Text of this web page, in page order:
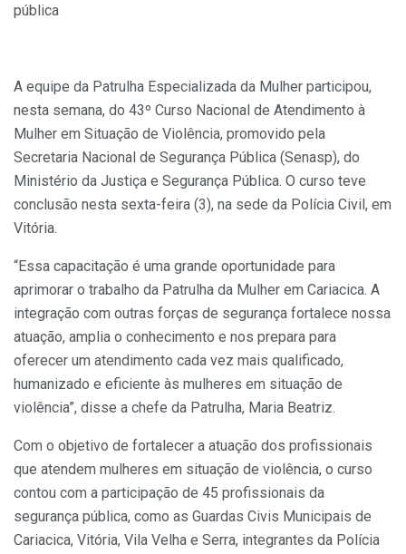
pública
A equipe da Patrulha Especializada da Mulher participou,
nesta semana, do 43º Curso Nacional de Atendimento à
Mulher em Situação de Violência, promovido pela
Secretaria Nacional de Segurança Pública (Senasp), do
Ministério da Justiça e Segurança Pública. O curso teve
conclusão nesta sexta-feira (3), na sede da Polícia Civil, em
Vitória.
“Essa capacitação é uma grande oportunidade para
aprimorar o trabalho da Patrulha da Mulher em Cariacica. A
integração com outras forças de segurança fortalece nossa
atuação, amplia o conhecimento e nos prepara para
oferecer um atendimento cada vez mais qualificado,
humanizado e eficiente às mulheres em situação de
violência”, disse a chefe da Patrulha, Maria Beatriz.
Com o objetivo de fortalecer a atuação dos profissionais
que atendem mulheres em situação de violência, o curso
contou com a participação de 45 profissionais da
segurança pública, como as Guardas Civis Municipais de
Cariacica, Vitória, Vila Velha e Serra, integrantes da Polícia